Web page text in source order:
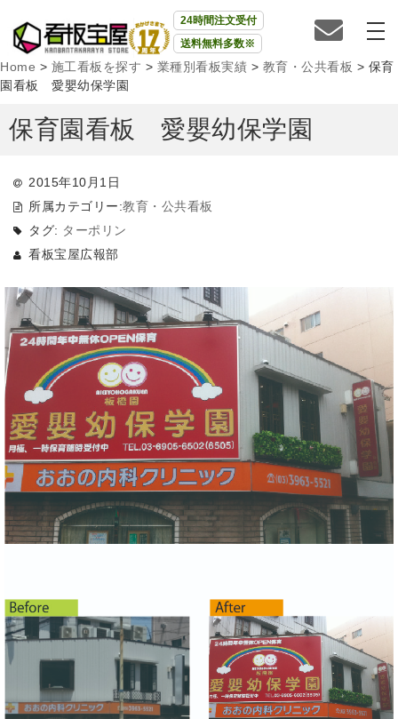
24時間注文受付
送料無料多数※
Home > 施工看板を探す > 業種別看板実績 > 教育・公共看板 > 保育
園看板 愛嬰幼保学園
保育園看板 愛嬰幼保学園
2015年10月1日
所属カテゴリー:教育・公共看板
タグ: ターポリン
看板宝屋広報部